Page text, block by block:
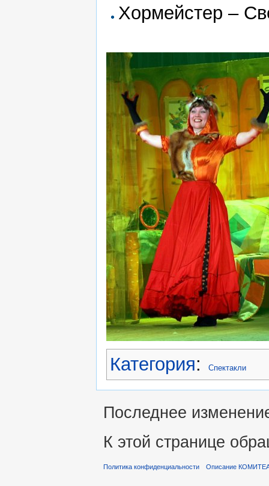
Хормейстер –
Категория: Спектакли
Последнее
К этой странице
Политика конфиденциальности Описание